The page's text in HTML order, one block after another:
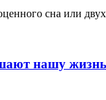
сна или
нашу жизнь